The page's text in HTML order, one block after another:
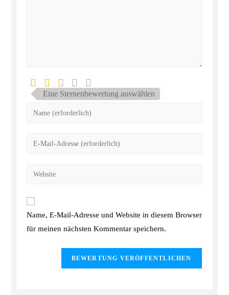
Eine Sternenbewertung auswählen
Name, E-Mail-Adresse und Website in diesem Browser
für meinen nächsten Kommentar speichern.